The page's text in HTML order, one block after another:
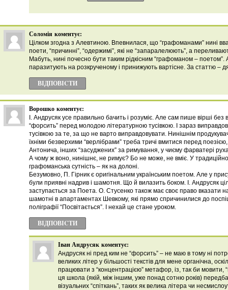
Соломія коментує:
Цілком згодна з Алевтиною. Впевнилася, що “графоманами” нині
поети, “причинні”, “одержимі”, які не “запаралелюють”, а
Мабуть, нині почесно бути таким рідкісним “графоманом – поетом”.
паразитують на розкрученому і принижують вартісне. За статтю –
ВІДПОВІCТИ
Ворошко коментує:
І. Андрусяк усе правильно бачить і розуміє. Але сам пише вірші
“форсить” перед молодою літературною тусівкою. І зараз
тусівкою за те, за що не варто виправдовувати. Нинішнім
їхніми безверхими “верлібрами” треба тричі вмитися перед
Антонича, інших “засуджених” за римування, у чиєму фарватері
А чому ж воно, нинішнє, не римує? Бо не може, не вміє. У
графоманська сутність – як на долоні.
Безумовно, П. Гірник є оригінальним українським поетом. Але у
були приявні надрив і шамотня. Що й вилазить боком. І. Андрусяк
заступається за Поета. О. Стусенко також має своє право вказати
шамотні в апартаментах Шевкому, які прямо спричинилися до
поліграфії “Посвітається”. І нехай це стане уроком.
ВІДПОВІCТИ
Іван Андрусяк коментує:
Андрусяк ні пред ким не “форсить” – не маю в тому ні
великих літер у більшості текстів для мене органічна,
працювати з “концентрацією” метафор, із, так би
ця школа (якій, між іншим, уже понад сотню років)
візуальних “спіткань”, таких як велика літера чи